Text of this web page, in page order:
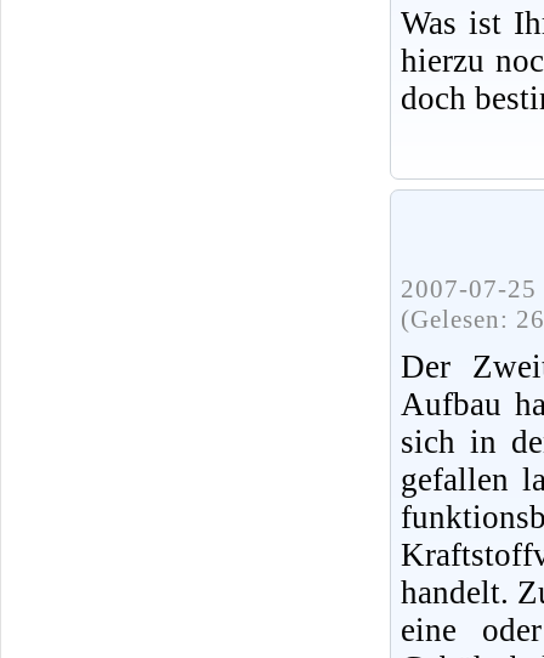
Was ist
hierzu
doch
2007-07-
(Gelesen:
Der
Aufbau
sich in
gefallen
handelt.
eine